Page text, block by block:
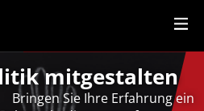
mitgestalten
Bringen Sie Ihre Erfahrung ein